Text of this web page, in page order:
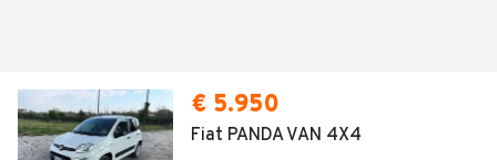
€ 5.950
Fiat PANDA VAN 4X4